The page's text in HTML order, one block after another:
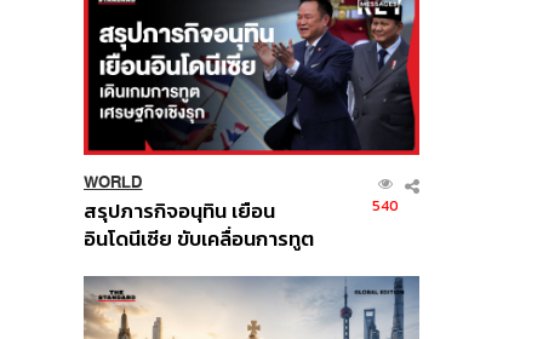
WORLD
สรุปภารกิจอนุทิน เยือน
อินโดนีเซีย ขับเคลื่อนการทูต
ส่วนยุทธศาสตร์ไทย –
อินโดนีเซีย
540